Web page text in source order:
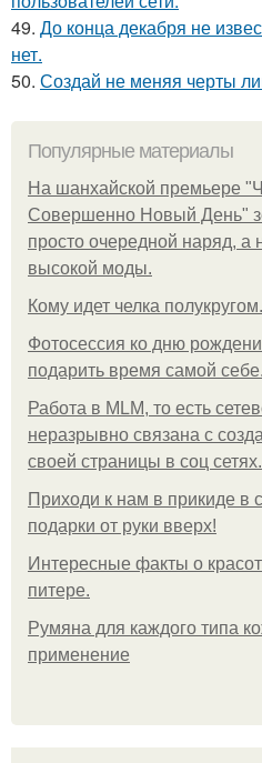
49. До конца декабря не
нет.
50. Создай не меняя черты
Популярные материалы
На шанхайской премьере
Совершенно Новый День"
просто очередной наряд, а
высокой моды.
Кому идет челка
Фотосессия ко дню
подарить время самой себе.
Работа в MLM, то есть
неразрывно связана с
своей страницы в соц сетях.
Приходи к нам в прикиде в
подарки от руки вверх!
Интересные факты о
питере.
Румяна для каждого типа
применение